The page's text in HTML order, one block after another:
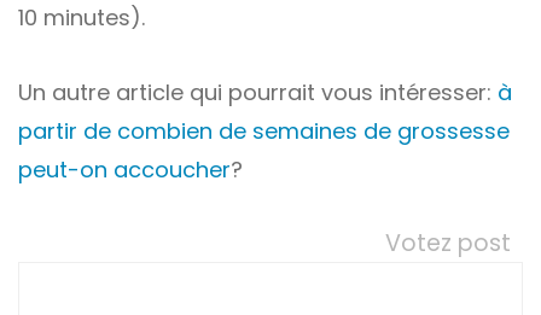
10 minutes).
Un autre article qui pourrait vous intéresser: à
partir de combien de semaines de grossesse
peut-on accoucher?
Votez post